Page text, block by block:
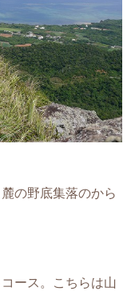
の野底集落のから
ース。こちらは山